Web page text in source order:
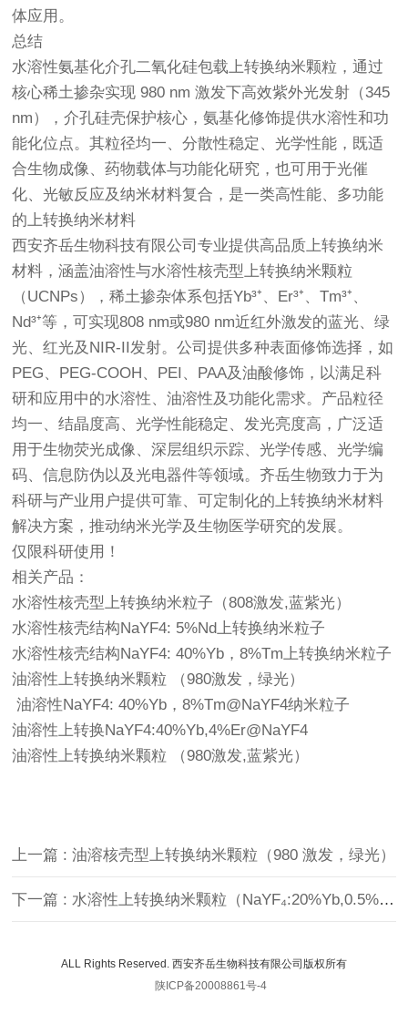
体应用。
总结
水溶性氨基化介孔二氧化硅包载上转换纳米颗粒，通过
核心稀土掺杂实现 980 nm 激发下高效紫外光发射（345
nm），介孔硅壳保护核心，氨基化修饰提供水溶性和功
能化位点。其粒径均一、分散性稳定、光学性能，既适
合生物成像、药物载体与功能化研究，也可用于光催
化、光敏反应及纳米材料复合，是一类高性能、多功能
的上转换纳米材料
西安齐岳生物科技有限公司专业提供高品质上转换纳米
材料，涵盖油溶性与水溶性核壳型上转换纳米颗粒
（UCNPs），稀土掺杂体系包括Yb³⁺、Er³⁺、Tm³⁺、
Nd³⁺等，可实现808 nm或980 nm近红外激发的蓝光、绿
光、红光及NIR-II发射。公司提供多种表面修饰选择，如
PEG、PEG-COOH、PEI、PAA及油酸修饰，以满足科
研和应用中的水溶性、油溶性及功能化需求。产品粒径
均一、结晶度高、光学性能稳定、发光亮度高，广泛适
用于生物荧光成像、深层组织示踪、光学传感、光学编
码、信息防伪以及光电器件等领域。齐岳生物致力于为
科研与产业用户提供可靠、可定制化的上转换纳米材料
解决方案，推动纳米光学及生物医学研究的发展。
仅限科研使用！
相关产品：
水溶性核壳型上转换纳米粒子（808激发,蓝紫光）
水溶性核壳结构NaYF4: 5%Nd上转换纳米粒子
水溶性核壳结构NaYF4: 40%Yb，8%Tm上转换纳米粒子
油溶性上转换纳米颗粒 （980激发，绿光）
油溶性NaYF4: 40%Yb，8%Tm@NaYF4纳米粒子
油溶性上转换NaYF4:40%Yb,4%Er@NaYF4
油溶性上转换纳米颗粒 （980激发,蓝紫光）
上一篇 : 油溶核壳型上转换纳米颗粒（980 激发，绿光）
下一篇 : 水溶性上转换纳米颗粒（NaYF₄:20%Yb,0.5%Tm，980 nm 激发，发射约 365 nm）
ALL Rights Reserved. 西安齐岳生物科技有限公司版权所有
陕ICP备20008861号-4